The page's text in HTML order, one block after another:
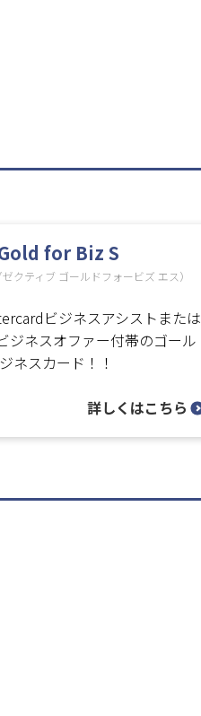
for Biz S
ゼクティブ ゴールドフォービズ エス）
ビジネスアシストまたは
ジネスオファー付帯のゴール
ネスカード！！
詳しくはこちら